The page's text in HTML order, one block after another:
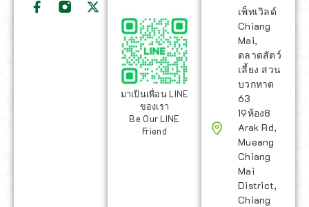
มาเป็นเพื่อน LINE
ของเรา
Be Our LINE
Friend
เพ็ทเวิลด์
Chiang
Mai,
ตลาดสัตว์
เลี้ยง สวน
บวกหาด
63
19ห้อง8
Arak Rd,
Mueang
Chiang
Mai
District,
Chiang